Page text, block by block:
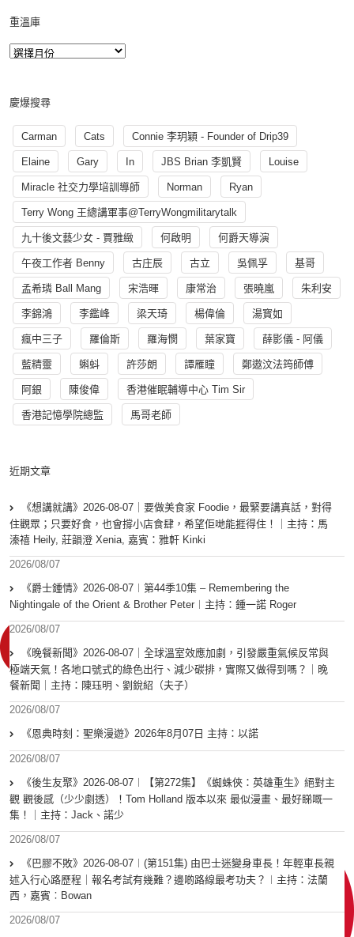
重溫庫
慶爆搜尋
Carman Cats Connie 李玥穎 - Founder of Drip39
Elaine Gary In JBS Brian 李凱賢 Louise
Miracle 社交力學培訓導師 Norman Ryan
Terry Wong 王總講軍事@TerryWongmilitarytalk
九十後文藝少女 - 賈雅緻 何啟明 何爵天導演
午夜工作者 Benny 古庄辰 古立 吳佩孚 基哥
孟希璘 Ball Mang 宋浩暉 康常治 張曉嵐 朱利安
李錦鴻 李鑑峰 梁天琦 楊偉倫 湯寳如
瘋中三子 羅倫斯 羅海憫 葉家寶 薛影儀 - 阿儀
藍精靈 蝌蚪 許莎朗 譚雁瞳 鄭遨汶法筠師傅
阿銀 陳俊偉 香港催眠輔導中心 Tim Sir
香港記憶學院總監 馬哥老師
近期文章
《想講就講》2026-08-07｜要做美食家 Foodie，最緊要講真話，對得
住觀眾；只要好食，也會撐小店食肆，希望佢哋能捱得住！｜主持：馬
溱禧 Heily, 莊韻澄 Xenia, 嘉賓：雅軒 Kinki
2026/08/07
《爵士鍾情》2026-08-07︱第44季10集 – Remembering the
Nightingale of the Orient & Brother Peter︱主持：鍾一諾 Roger
2026/08/07
《晚餐新聞》2026-08-07｜全球溫室效應加劇，引發嚴重氣候反常與
極端天氣！各地口號式的綠色出行、減少碳排，實際又做得到嗎？｜晚
餐新聞｜主持：陳珏明、劉銳紹（夫子）
2026/08/07
《恩典時刻：聖樂漫遊》2026年8月07日 主持：以諾
2026/08/07
《後生友聚》2026-08-07︱【第272集】《蜘蛛俠：英雄重生》絕對主
觀 觀後感（少少劇透）！Tom Holland 版本以來 最似漫畫、最好睇嘅一
集！｜主持：Jack、諾少
2026/08/07
《巴膠不敗》2026-08-07︱(第151集) 由巴士迷變身車長！年輕車長親
述入行心路歷程｜報名考試有幾難？邊啲路線最考功夫？︱主持：法蘭
西，嘉賓︰Bowan
2026/08/07